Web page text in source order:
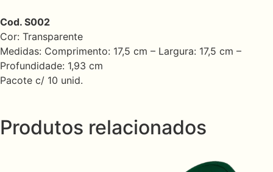
Cod. S002
Cor: Transparente
Medidas: Comprimento: 17,5 cm – Largura: 17,5 cm –
Profundidade: 1,93 cm
Pacote c/ 10 unid.
Produtos relacionados